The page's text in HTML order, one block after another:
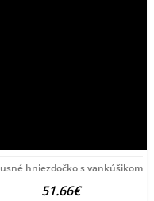
srdiečka béžová
hniezdočko s vankúšikom
51.66€